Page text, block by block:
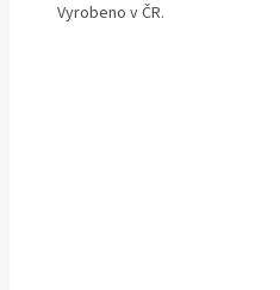
Vyrobeno v ČR.